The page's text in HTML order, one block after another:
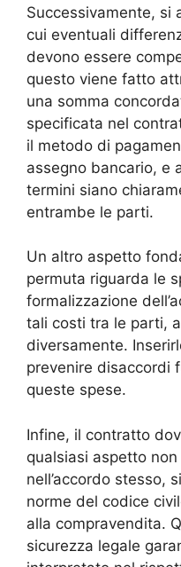
Successivamente, si
cui eventuali
devono essere
questo viene fatto
una somma
specificata nel
il metodo di
assegno bancario, e
termini siano
entrambe le parti.
Un altro aspetto
permuta riguarda le
formalizzazione
tali costi tra le parti,
diversamente.
prevenire disaccordi
queste spese.
Infine, il contratto
qualsiasi aspetto
nell’accordo stesso,
norme del codice
alla compravendita.
sicurezza legale